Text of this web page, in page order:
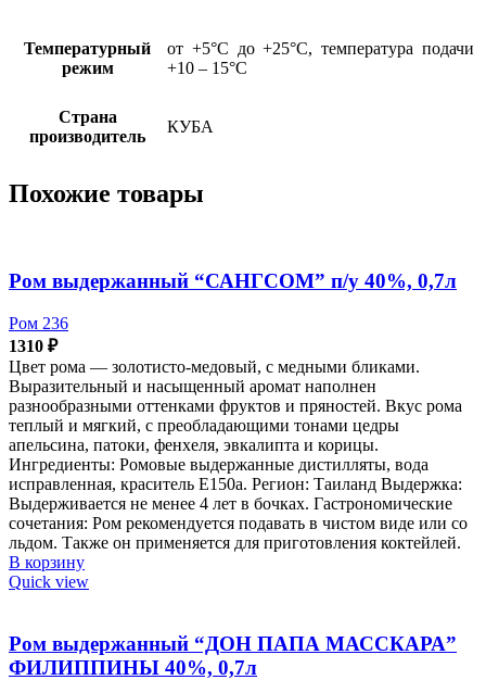
Температурный
режим
от +5°С до +25°С, температура подачи
+10 – 15°С
Страна
производитель
КУБА
Похожие товары
Ром выдержанный “САНГСОМ” п/у 40%, 0,7л
Ром 236
1310 ₽
Цвет рома — золотисто-медовый, с медными бликами.
Выразительный и насыщенный аромат наполнен
разнообразными оттенками фруктов и пряностей. Вкус рома
теплый и мягкий, с преобладающими тонами цедры
апельсина, патоки, фенхеля, эвкалипта и корицы.
Ингредиенты: Ромовые выдержанные дистилляты, вода
исправленная, краситель Е150а. Регион: Таиланд Выдержка:
Выдерживается не менее 4 лет в бочках. Гастрономические
сочетания: Ром рекомендуется подавать в чистом виде или со
льдом. Также он применяется для приготовления коктейлей.
В корзину
Quick view
Ром выдержанный “ДОН ПАПА МАССКАРА”
ФИЛИППИНЫ 40%, 0,7л